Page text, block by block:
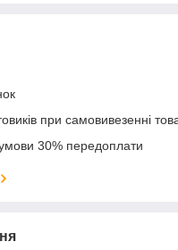
при самовивезенні
30% передоплати